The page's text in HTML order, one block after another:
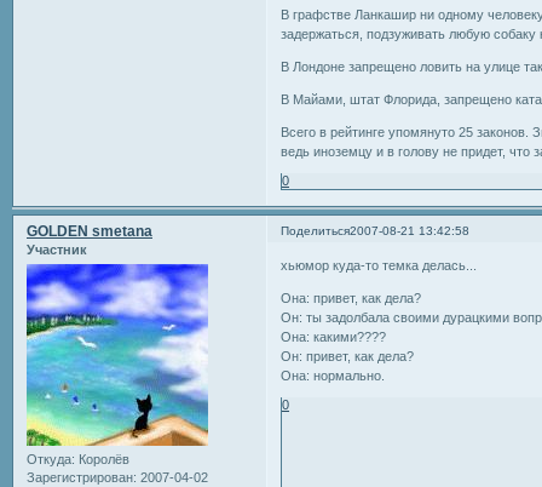
В графстве Ланкашир ни одному
задержаться, подзуживать любую собаку
В Лондоне запрещено ловить на улице
В Майами, штат Флорида, запрещено
Всего в рейтинге упомянуто 25 законов.
ведь иноземцу и в голову не придет, что
0
Поделиться2007-08-21 13:42:58
GOLDEN smetana
Участник
Откуда: Королёв
Зарегистрирован: 2007-04-02
хьюмор куда-то темка делась...
Она: привет, как дела?
Он: ты задолбала своими дурацкими
Она: какими????
Он: привет, как дела?
Она: нормально.
0